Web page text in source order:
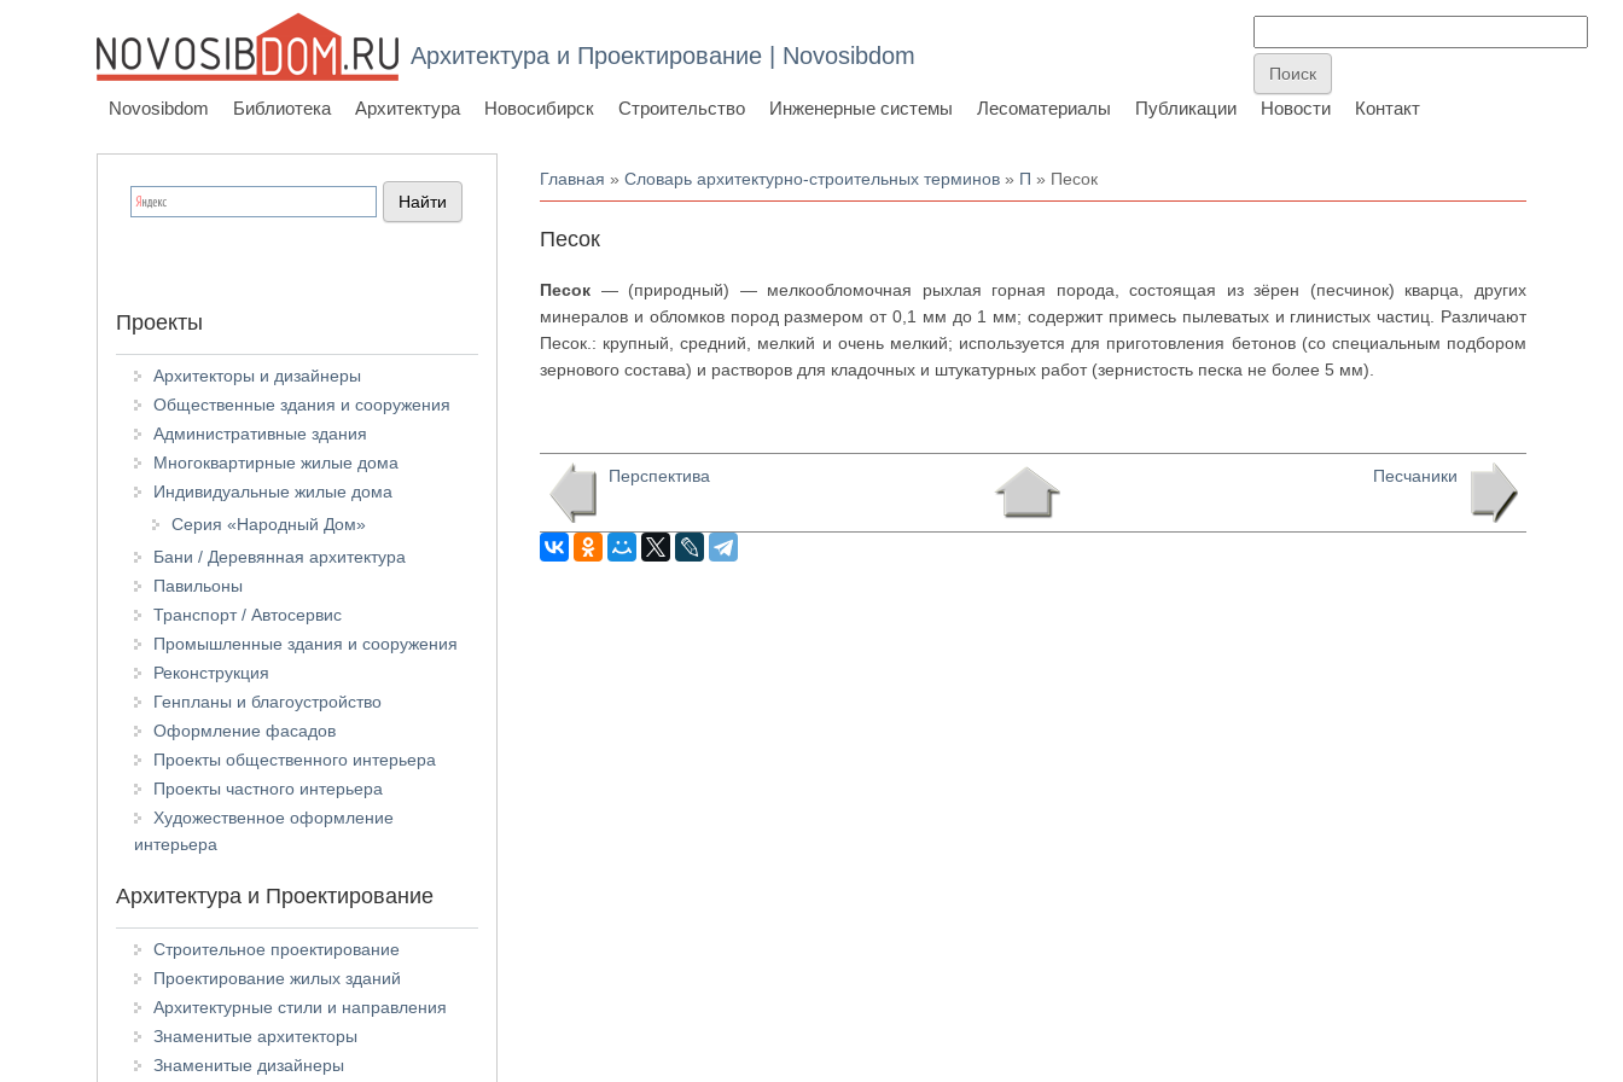
Архитектура и Проектирование | Novosibdom
Novosibdom Библиотека Архитектура Новосибирск Строительство Инженерные системы Лесоматериалы Публикации Новости Контакт
Вы здесь
Главная »Словарь архитектурно-строительных терминов » П » Песок
Песок
Песок — (природный) — мелкообломочная рыхлая горная порода, состоящая из зёрен (песчинок) кварца, других
минералов и обломков пород размером от 0,1 мм до 1 мм; содержит примесь пылеватых и глинистых частиц. Различают
Песок.: крупный, средний, мелкий и очень мелкий; используется для приготовления бетонов (со специальным подбором
зернового состава) и растворов для кладочных и штукатурных работ (зернистость песка не более 5 мм).
Перспектива Песчаники
Проекты
Архитекторы и дизайнеры
Общественные здания и сооружения
Административные здания
Многоквартирные жилые дома
Индивидуальные жилые дома
Серия «Народный Дом»
Бани / Деревянная архитектура
Павильоны
Транспорт / Автосервис
Промышленные здания и сооружения
Реконструкция
Генпланы и благоустройство
Оформление фасадов
Проекты общественного интерьера
Проекты частного интерьера
Художественное оформление
интерьера
Архитектура и Проектирование
Строительное проектирование
Проектирование жилых зданий
Архитектурные стили и направления
Знаменитые архитекторы
Знаменитые дизайнеры